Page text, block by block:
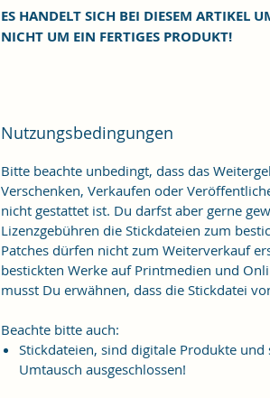
ES HANDELT SICH BEI DIESEM ARTIKEL
NICHT UM EIN FERTIGES PRODUKT!
Nutzungsbedingungen
Bitte beachte unbedingt, dass das
Verschenken, Verkaufen oder
nicht gestattet ist. Du darfst aber gerne
Lizenzgebühren die Stickdateien zum
Patches dürfen nicht zum Weiterverkauf
bestickten Werke auf Printmedien und
musst Du erwähnen, dass die Stickdatei
Beachte bitte auch:
Stickdateien, sind digitale Produkte
Umtausch ausgeschlossen!